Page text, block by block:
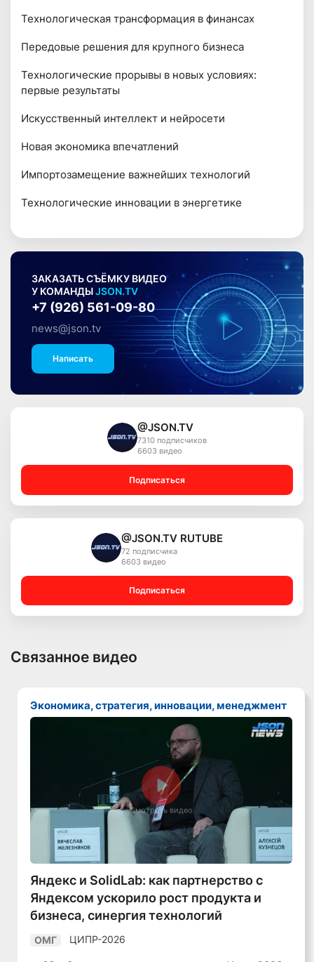
Технологическая трансформация в финансах
Передовые решения для крупного бизнеса
Технологические прорывы в новых условиях:
первые результаты
Искусственный интеллект и нейросети
Новая экономика впечатлений
Импортозамещение важнейших технологий
Технологические инновации в энергетике
ЗАКАЗАТЬ СЪЁМКУ ВИДЕО
У КОМАНДЫJSON.TV
+7 (926) 561-09-80
news@json.tv
Написать
@JSON.TV
7310 подписчиков
6603 видео
Подписаться
@JSON.TV RUTUBE
72 подписчика
6603 видео
Подписаться
Связанное видео
Экономика, стратегия, инновации, менеджмент
Смотреть видео
Яндекс и SolidLab: как партнерство с
Яндексом ускорило рост продукта и
бизнеса, синергия технологий
ОМГ ЦИПР-2026